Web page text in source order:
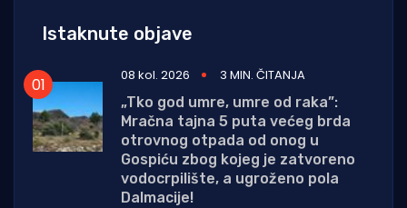
Istaknute objave
08 kol. 2026
3 MIN. ČITANJA
„Tko god umre, umre od raka”:
Mračna tajna 5 puta većeg brda
otrovnog otpada od onog u
Gospiću zbog kojeg je zatvoreno
vodocrpilište, a ugroženo pola
Dalmacije!